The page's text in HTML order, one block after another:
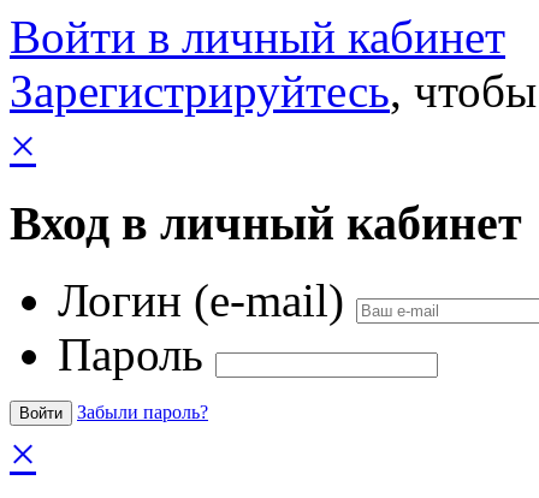
Войти в личный кабинет
Зарегистрируйтесь,
×
Вход в личный кабинет
Логин (e-mail)
Пароль
Забыли пароль?
×